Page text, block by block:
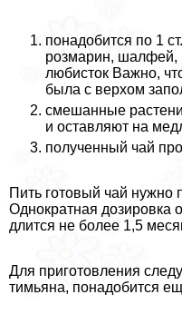
понадобится по 1
розмарин, шалфей,
любисток Важно,
была с верхом
смешанные
и оставляют на
полученный чай
Пить готовый чай нужно
Однократная дозировка
длится не более 1,5
Для приготовления
тимьяна, понадобится